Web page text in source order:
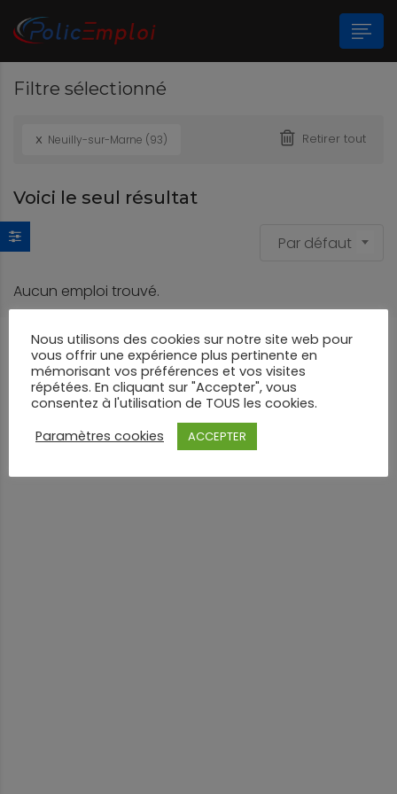
Filtre sélectionné
x Neuilly-sur-Marne (93) Retirer tout
Voici le seul résultat
Par défaut
Aucun emploi trouvé.
Nous utilisons des cookies sur notre site web pour
vous offrir une expérience plus pertinente en
mémorisant vos préférences et vos visites
répétées. En cliquant sur "Accepter", vous
consentez à l'utilisation de TOUS les cookies.
Paramètres cookies
ACCEPTER